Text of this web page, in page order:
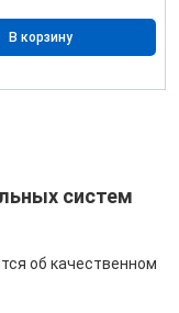
В корзину
систем
об качественном